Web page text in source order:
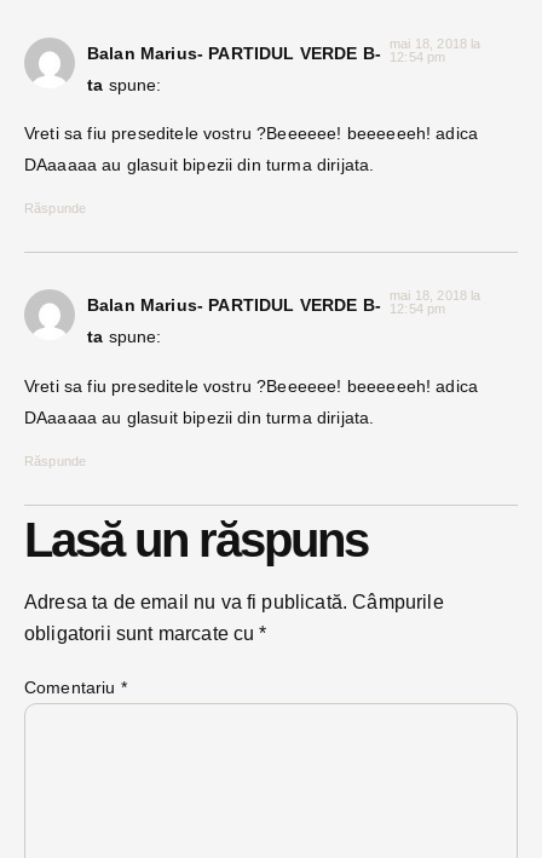
Balan Marius- PARTIDUL VERDE B-
ta spune:
mai 18, 2018 la
12:54 pm
Vreti sa fiu preseditele vostru ?Beeeeee! beeeeeeh! adica
DAaaaaa au glasuit bipezii din turma dirijata.
Răspunde
Balan Marius- PARTIDUL VERDE B-
ta spune:
mai 18, 2018 la
12:54 pm
Vreti sa fiu preseditele vostru ?Beeeeee! beeeeeeh! adica
DAaaaaa au glasuit bipezii din turma dirijata.
Răspunde
Lasă un răspuns
Adresa ta de email nu va fi publicată. Câmpurile
obligatorii sunt marcate cu*
Comentariu *